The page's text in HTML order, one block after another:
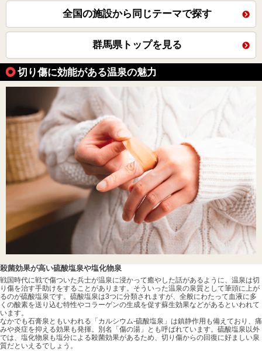
全国の施設から同じテーマで探す
群馬県トップを見る
切り傷に効能がある温泉の魅力
殺菌効果が高い硫酸塩泉や塩化物泉
戦国時代に戦で傷ついた兵士が温泉に浸かって癒やした話があるように、温泉は切
り傷を治す手助けをすることがあります。そういった温泉の泉質として筆頭に上が
るのが硫酸塩泉です。硫酸塩泉は3つに分類されますが、全般にわたって血液に多
くの酸素を送り込む特性やコラーゲンの生成を促す蘇生効果などがあるといわれて
います。
なかでも石膏泉ともいわれる「カルシウム-硫酸塩泉」は鎮静作用も備えており、痛
みや炎症を抑える効果も発揮。別名「傷の湯」とも呼ばれています。硫酸塩泉以外
では、塩化物泉も塩分による殺菌効果があるため、切り傷からの回復に好ましい泉
質だといえるでしょう。